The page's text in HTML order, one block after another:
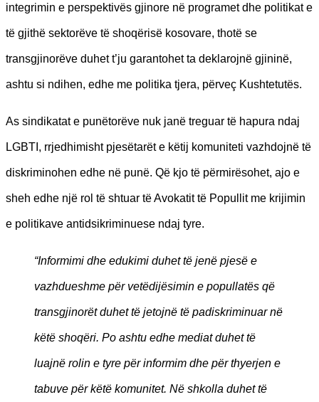
integrimin e perspektivës gjinore në programet dhe politikat e
të gjithë sektorëve të shoqërisë kosovare, thotë se
transgjinorëve duhet t’ju garantohet ta deklarojnë gjininë,
ashtu si ndihen, edhe me politika tjera, përveç Kushtetutës.
As sindikatat e punëtorëve nuk janë treguar të hapura ndaj
LGBTI, rrjedhimisht pjesëtarët e këtij komuniteti vazhdojnë të
diskriminohen edhe në punë. Që kjo të përmirësohet, ajo e
sheh edhe një rol të shtuar të Avokatit të Popullit me krijimin
e politikave antidsikriminuese ndaj tyre.
“Informimi dhe edukimi duhet të jenë pjesë e
vazhdueshme për vetëdijësimin e popullatës që
transgjinorët duhet të jetojnë të padiskriminuar në
këtë shoqëri. Po ashtu edhe mediat duhet të
luajnë rolin e tyre për informim dhe për thyerjen e
tabuve për këtë komunitet. Në shkolla duhet të